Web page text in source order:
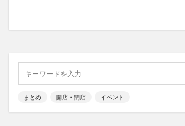
まとめ 開店・閉店 イベント